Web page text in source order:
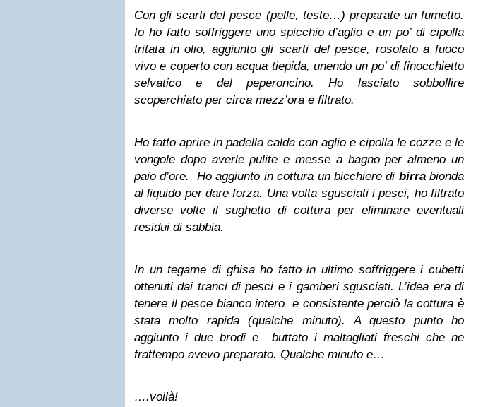
Con gli scarti del pesce (pelle, teste…) preparate un fumetto.
Io ho fatto soffriggere uno spicchio d’aglio e un po’ di cipolla
tritata in olio, aggiunto gli scarti del pesce, rosolato a fuoco
vivo e coperto con acqua tiepida, unendo un po’ di finocchietto
selvatico e del peperoncino. Ho lasciato sobbollire
scoperchiato per circa mezz’ora e filtrato.
Ho fatto aprire in padella calda con aglio e cipolla le cozze e le
vongole dopo averle pulite e messe a bagno per almeno un
paio d’ore. Ho aggiunto in cottura un bicchiere di birrabionda
al liquido per dare forza. Una volta sgusciati i pesci, ho filtrato
diverse volte il sughetto di cottura per eliminare eventuali
residui di sabbia.
In un tegame di ghisa ho fatto in ultimo soffriggere i cubetti
ottenuti dai tranci di pesci e i gamberi sgusciati. L’idea era di
tenere il pesce bianco intero e consistente perciò la cottura è
stata molto rapida (qualche minuto). A questo punto ho
aggiunto i due brodi e buttato i maltagliati freschi che ne
frattempo avevo preparato. Qualche minuto e…
….voilà!